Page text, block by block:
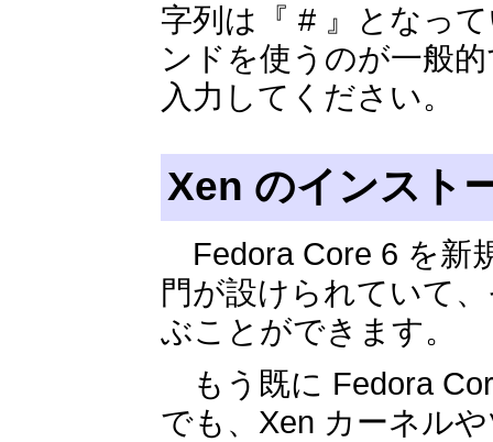
字列は『 # 』となっ
ンドを使うのが一般
入力してください。
Xen のインスト
Fedora Core 6 を新
門が設けられていて
ぶことができます。
もう既に Fedora
でも、Xen カーネル